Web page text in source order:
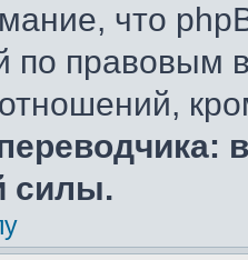
что
по правовым
силы.